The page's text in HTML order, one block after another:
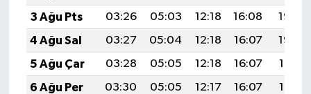
3 Ağu Pts
03:26 05:03 12:18 16:08
19:23
4 Ağu Sal
03:27 05:04 12:18 16:07
19:22
5 Ağu Çar
03:28 05:05 12:18 16:07
19:21
6 Ağu Per
03:30 05:05 12:17 16:07
19:19